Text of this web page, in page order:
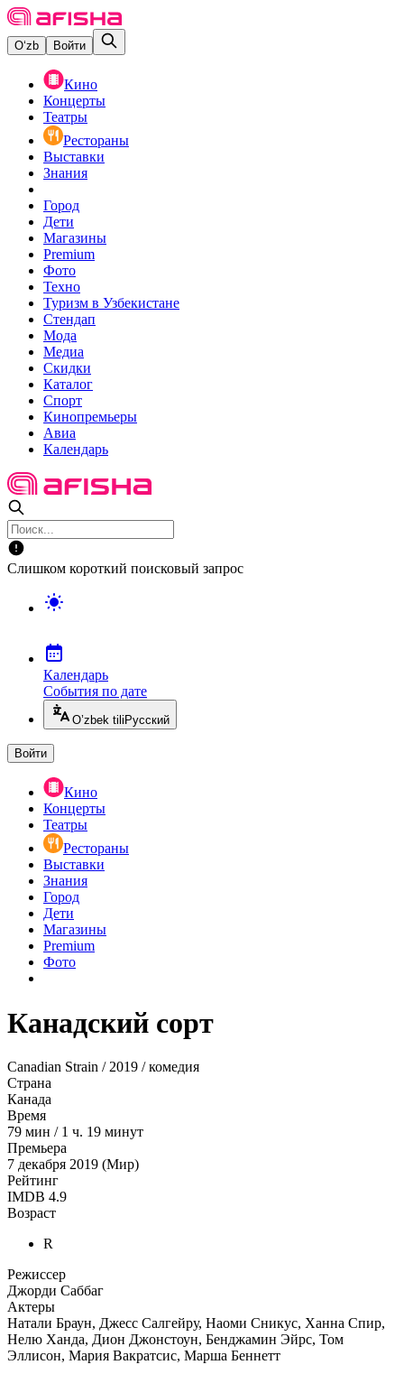
O‘zb Войти
Кино
Концерты
Театры
Рестораны
Выставки
Знания
Город
Дети
Магазины
Premium
Фото
Техно
Туризм в Узбекистане
Стендап
Мода
Медиа
Скидки
Каталог
Спорт
Кинопремьеры
Авиа
Календарь
Слишком короткий поисковый запрос
Календарь
События по дате
O’zbek tili Русский
Войти
Кино
Концерты
Театры
Рестораны
Выставки
Знания
Город
Дети
Магазины
Premium
Фото
Канадский сорт
Canadian Strain / 2019 / комедия
Страна
Канада
Время
79 мин / 1 ч. 19 минут
Премьера
7 декабря 2019 (Мир)
Рейтинг
IMDB 4.9
Возраст
R
Режиссер
Джорди Саббаг
Актеры
Натали Браун, Джесс Салгейру, Наоми Сникус, Ханна Спир,
Нелю Ханда, Дион Джонстоун, Бенджамин Эйрс, Том
Эллисон, Мария Вакратсис, Марша Беннетт